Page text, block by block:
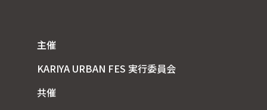
主催
KARIYA URBAN FES 実行委員会
共催